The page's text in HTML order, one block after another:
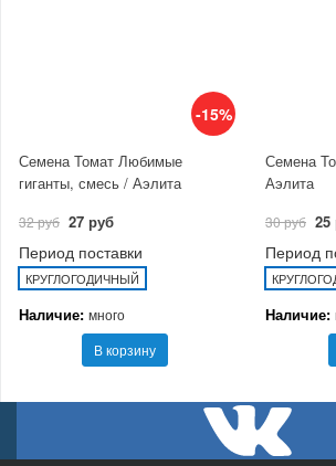
-15%
Семена Томат Любимые
гиганты, смесь / Аэлита
32 руб 27 руб
Период поставки
КРУГЛОГОДИЧНЫЙ
Наличие: много
В корзину
Семена
Аэлита
30 руб 25
Период
Наличие: